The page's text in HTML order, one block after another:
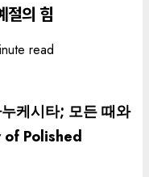
절의 힘
read
케시타; 모든 때와
of Polished